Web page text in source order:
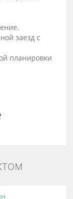
заезд с
планировки